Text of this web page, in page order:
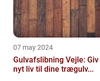
07 may 2024
Gulvafslibning Vejle: Giv
nyt liv til dine trægulv...